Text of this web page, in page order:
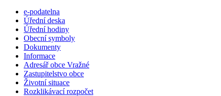
e-podatelna
Úřední deska
Úřední hodiny
Obecní symboly
Dokumenty
Informace
Adresář obce Vražné
Zastupitelstvo obce
Životní situace
Rozklikávací rozpočet